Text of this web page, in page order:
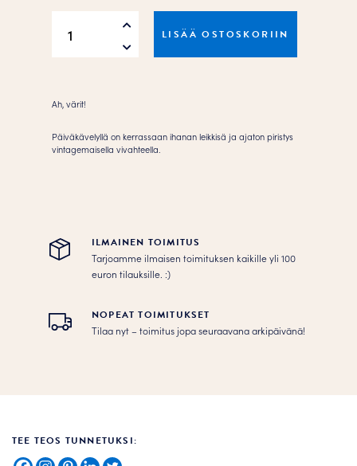
Päiväkävelyllä
Juliste
LISÄÄ OSTOSKORIIN
Ah, värit!
Päiväkävelyllä on kerrassaan ihanan leikkisä ja ajaton piristys
vintagemaisella vivahteella.
ILMAINEN TOIMITUS
Tarjoamme ilmaisen toimituksen kaikille yli 100
euron tilauksille. :­­)
NOPEAT TOIMITUKSET
Tilaa nyt – toimitus jopa seuraavana arkipäivänä!
TEE TEOS TUNNETUKSI: